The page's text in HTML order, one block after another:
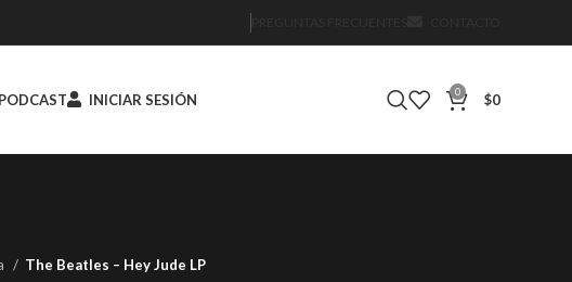
INICIAR SESIÓN 0 $0
The Beatles – Hey Jude LP